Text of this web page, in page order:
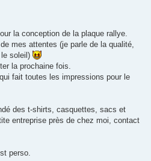
la conception de la plaque rallye.
mes attentes (je parle de la qualité,
soleil)
la prochaine fois.
fait toutes les impressions pour le
des t-shirts, casquettes, sacs et
entreprise près de chez moi, contact
perso.